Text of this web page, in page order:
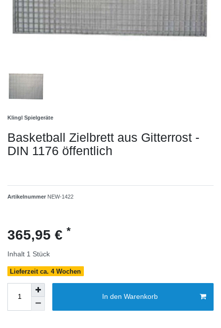
Klingl Spielgeräte
Basketball Zielbrett aus Gitterrost -
DIN 1176 öffentlich
Artikelnummer NEW-1422
365,95 € *
Inhalt 1 Stück
Lieferzeit ca. 4 Wochen
In den Warenkorb